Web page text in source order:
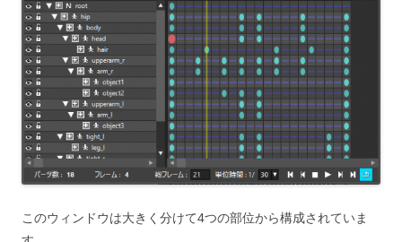
このウィンドウは大きく分けて4つの部位から構成されていま